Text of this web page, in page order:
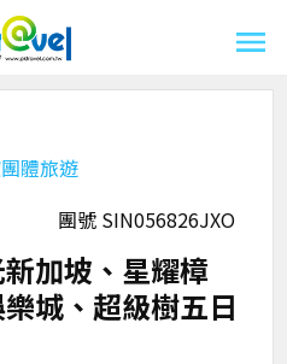
體旅遊
團號 SIN056826JXO
新加坡、星耀樟
城、超級樹五日